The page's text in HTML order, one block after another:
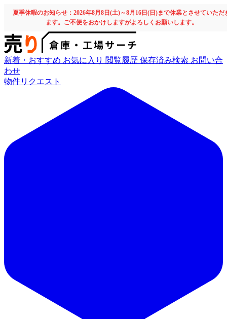
夏季休暇のお知らせ：2026年8月8日(土)～8月16日(日)まで休業とさせていただ
ます。ご不便をおかけしますがよろしくお願いします。
新着・おすすめ お気に入り 閲覧履歴 保存済み検索 お問い合
わせ
物件リクエスト